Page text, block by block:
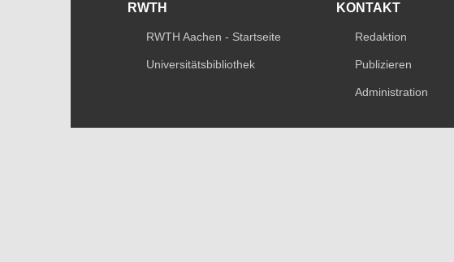
RWTH
RWTH Aachen - Startseite
Universitätsbibliothek
KONTAKT
Redaktion
Publizieren
Administration